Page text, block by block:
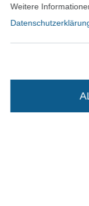
In den
Weitere